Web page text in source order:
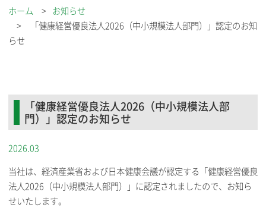
ホーム
お知らせ
「健康経営優良法人2026（中小規模法人部門）」認定のお知
らせ
「健康経営優良法人2026（中小規模法人部
門）」認定のお知らせ
2026.03
当社は、経済産業省および日本健康会議が認定する「健康経営優良
法人2026（中小規模法人部門）」に認定されましたので、お知ら
せいたします。